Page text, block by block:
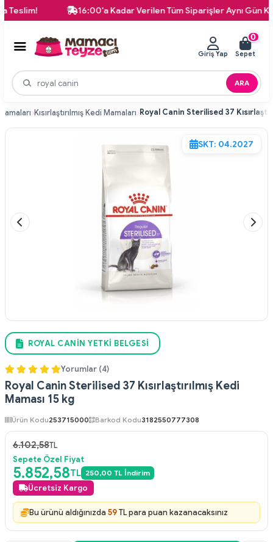
16:00'a Kadar Verilen Tüm Siparişler Aynı Gün Kargoda!
ARA
Giriş Yap
0
Sepet
Kısırlaştırılmış Kedi Mamaları
SKT: 04.2027
ROYAL CANIN YETKI BELGESI
Yorumlar (4)
Royal Canin Sterilised 37 Kısırlaştırılmış Kedi
Maması 15 kg
Ürün Kodu253715000 Barkod Kodu3182550777308
6.102,58TL
Sepete Özel Fiyat
5.852,58TL 250,00 TL İndirim
Ücretsiz Kargo
Bu ürünü aldığınızda 59TL para puan kazanacaksınız